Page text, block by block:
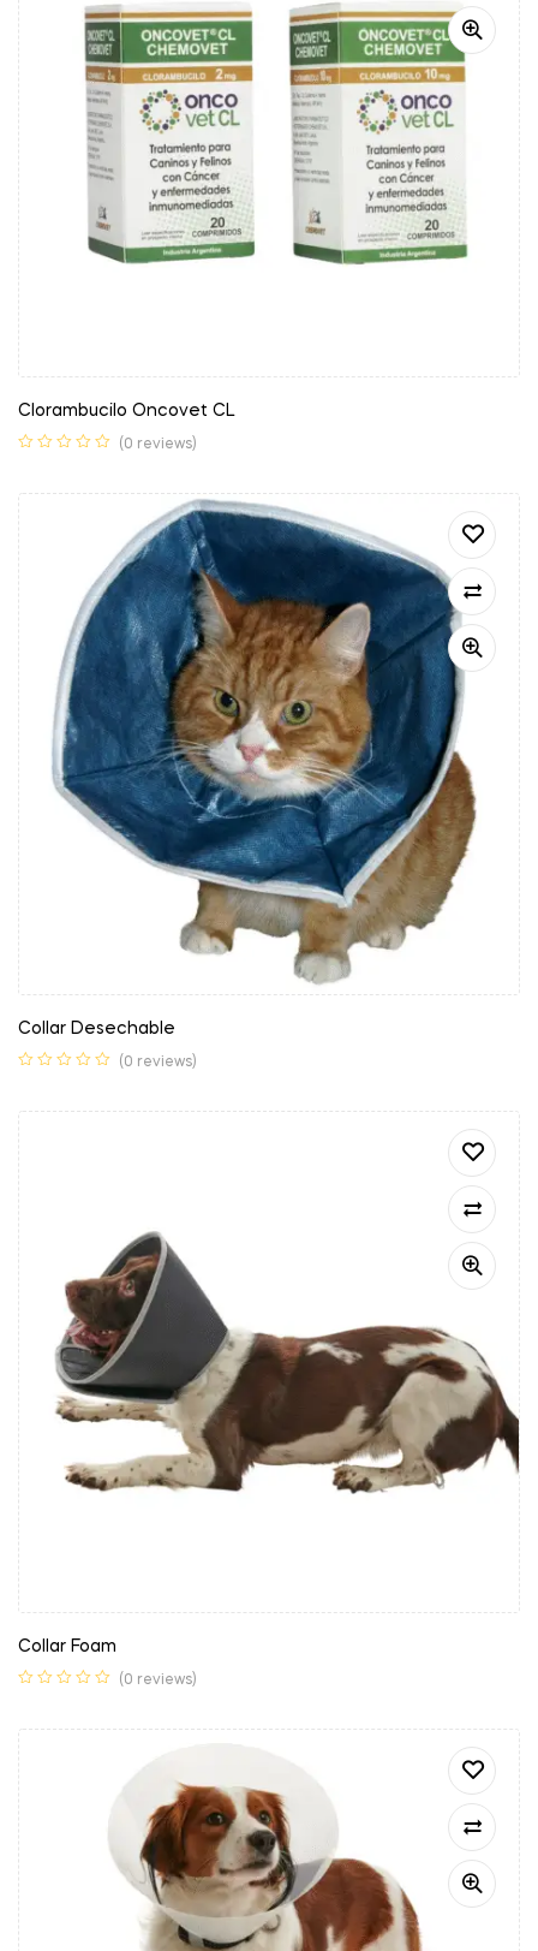
Clorambucilo Oncovet CL
(0 reviews)
Collar Desechable
(0 reviews)
Collar Foam
(0 reviews)